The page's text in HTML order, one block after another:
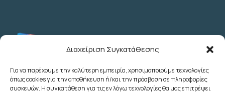
Διαχείριση Συγκατάθεσης
Για να παρέχουμε την καλύτερη εμπειρία, χρησιμοποιούμε τεχνολογίες
όπως cookies για την αποθήκευση ή/και την πρόσβαση σε πληροφορίες
συσκευών. Η συγκατάθεση για τις εν λόγω τεχνολογίες θα μας επιτρέψει
Λεωχάρους 2 - 6ος Όροφος - Αθήνα